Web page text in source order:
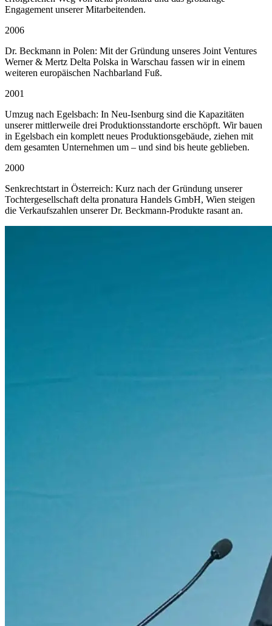
Engagement unserer Mitarbeitenden.
2006
Dr. Beckmann in Polen: Mit der Gründung unseres Joint Ventures
Werner & Mertz Delta Polska in Warschau fassen wir in einem
weiteren europäischen Nachbarland Fuß.
2001
Umzug nach Egelsbach: In Neu-Isenburg sind die Kapazitäten
unserer mittlerweile drei Produktionsstandorte erschöpft. Wir bauen
in Egelsbach ein komplett neues Produktionsgebäude, ziehen mit
dem gesamten Unternehmen um – und sind bis heute geblieben.
2000
Senkrechtstart in Österreich: Kurz nach der Gründung unserer
Tochtergesellschaft delta pronatura Handels GmbH, Wien steigen
die Verkaufszahlen unserer Dr. Beckmann-Produkte rasant an.